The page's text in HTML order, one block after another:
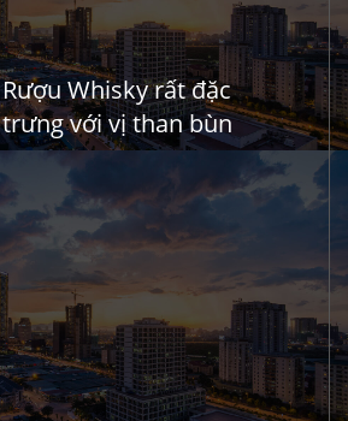
Rượu Whisky rất đặc
trưng với vị than bùn